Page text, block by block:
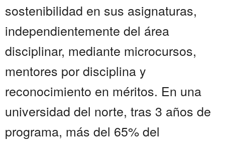
sostenibilidad en sus asignaturas,
independientemente del área
disciplinar, mediante microcursos,
mentores por disciplina y
reconocimiento en méritos. En una
universidad del norte, tras 3 años de
programa, más del 65% del